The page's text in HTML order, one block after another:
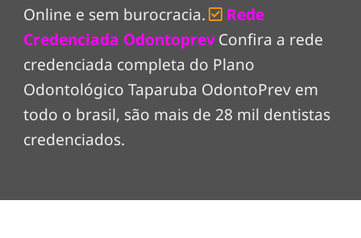
Online e sem burocracia.
Rede
Credenciada OdontoprevConfira a rede
credenciada completa do Plano
Odontológico Taparuba OdontoPrev em
todo o brasil, são mais de 28 mil dentistas
credenciados.